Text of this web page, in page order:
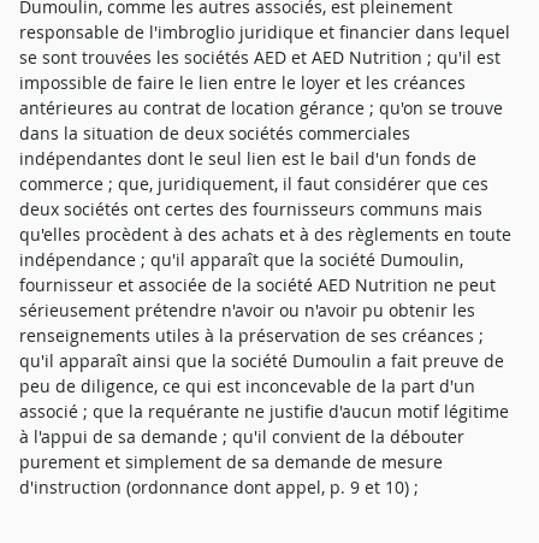
Dumoulin, comme les autres associés, est pleinement
responsable de l'imbroglio juridique et financier dans lequel
se sont trouvées les sociétés AED et AED Nutrition ; qu'il est
impossible de faire le lien entre le loyer et les créances
antérieures au contrat de location gérance ; qu'on se trouve
dans la situation de deux sociétés commerciales
indépendantes dont le seul lien est le bail d'un fonds de
commerce ; que, juridiquement, il faut considérer que ces
deux sociétés ont certes des fournisseurs communs mais
qu'elles procèdent à des achats et à des règlements en toute
indépendance ; qu'il apparaît que la société Dumoulin,
fournisseur et associée de la société AED Nutrition ne peut
sérieusement prétendre n'avoir ou n'avoir pu obtenir les
renseignements utiles à la préservation de ses créances ;
qu'il apparaît ainsi que la société Dumoulin a fait preuve de
peu de diligence, ce qui est inconcevable de la part d'un
associé ; que la requérante ne justifie d'aucun motif légitime
à l'appui de sa demande ; qu'il convient de la débouter
purement et simplement de sa demande de mesure
d'instruction (ordonnance dont appel, p. 9 et 10) ;